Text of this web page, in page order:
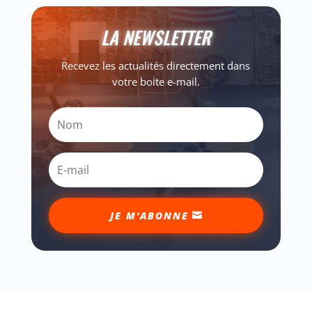
LA NEWSLETTER
Recevez les actualités directement dans
votre boite e-mail.
JE M'ABONNE